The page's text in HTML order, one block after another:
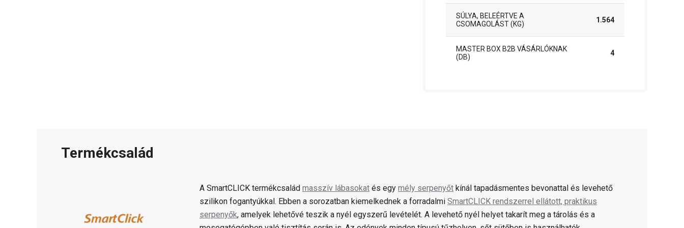
SÚLYA, BELEÉRTVE A
CSOMAGOLÁST (KG)
1.564
MASTER BOX B2B VÁSÁRLÓKNAK
(DB)
4
Termékcsalád
A SmartCLICK termékcsalád masszív lábasokat és egy mély serpenyőt kínál tapadásmentes bevonattal és levehető
szilikon fogantyúkkal. Ebben a sorozatban kiemelkednek a forradalmi SmartCLICK rendszerrel ellátott, praktikus
serpenyők, amelyek lehetővé teszik a nyél egyszerű levételét. A levehető nyél helyet takarít meg a tárolás és a